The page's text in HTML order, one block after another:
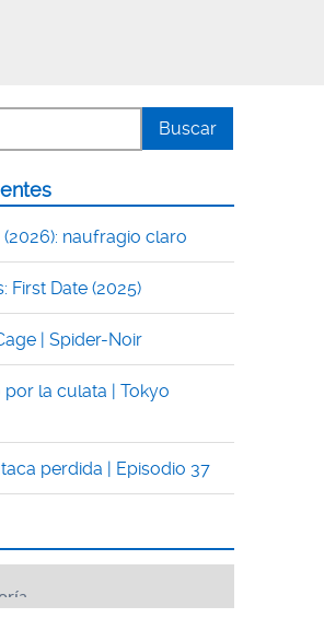
naufragio claro
First Date (2025)
| Spider-Noir
por la culata | Tokyo
perdida | Episodio 37